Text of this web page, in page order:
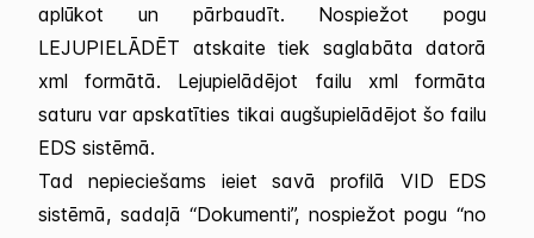
aplūkot un pārbaudīt. Nospiežot pogu
LEJUPIELĀDĒT atskaite tiek saglabāta datorā
xml formātā. Lejupielādējot failu xml formāta
saturu var apskatīties tikai augšupielādējot šo failu
EDS sistēmā.
Tad nepieciešams ieiet savā profilā VID EDS
sistēmā, sadaļā “Dokumenti”, nospiežot pogu “no